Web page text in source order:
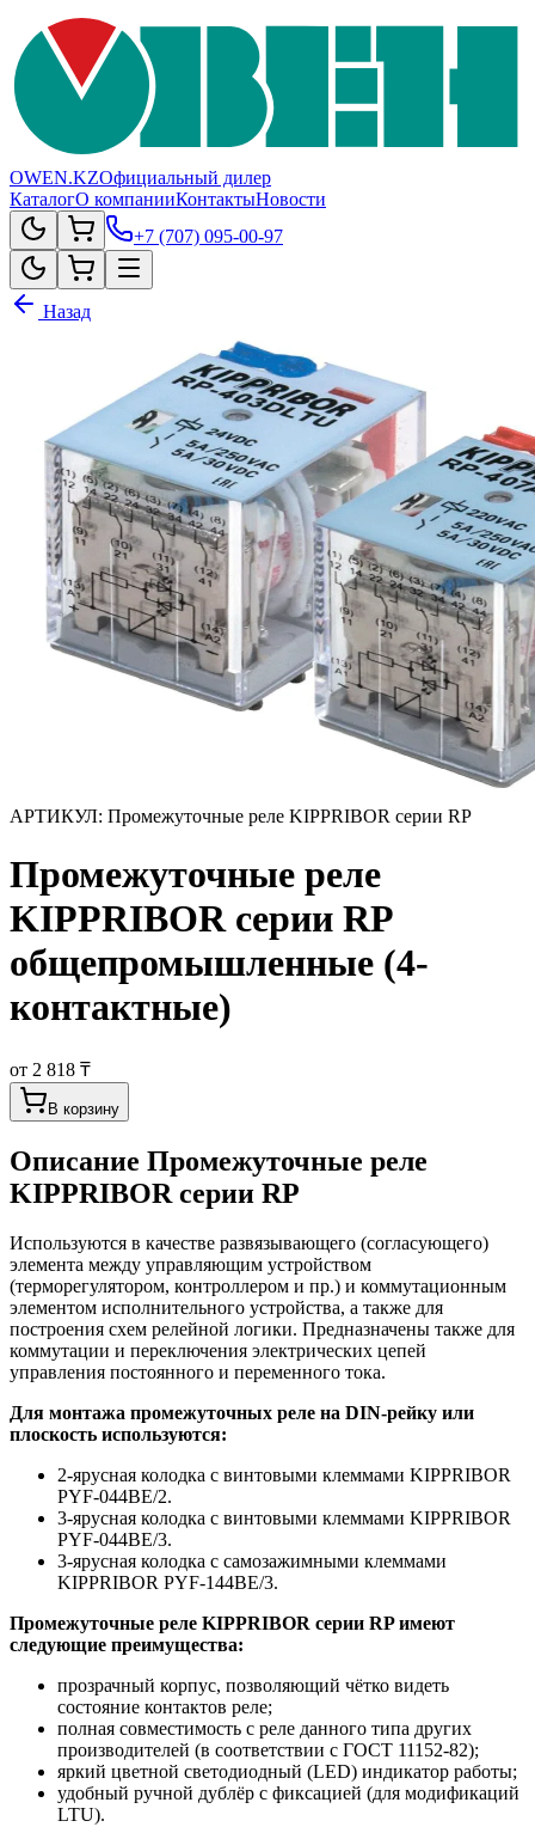
OWEN.KZОфициальный дилер
КаталогО компанииКонтактыНовости
+7 (707) 095-00-97
Назад
АРТИКУЛ: Промежуточные реле KIPPRIBOR серии RP
Промежуточные реле
KIPPRIBOR серии RP
общепромышленные (4-
контактные)
от 2 818 ₸
В корзину
Описание Промежуточные реле
KIPPRIBOR серии RP
Используются в качестве развязывающего (согласующего)
элемента между управляющим устройством
(терморегулятором, контроллером и пр.) и коммутационным
элементом исполнительного устройства, а также для
построения схем релейной логики. Предназначены также для
коммутации и переключения электрических цепей
управления постоянного и переменного тока.
Для монтажа промежуточных реле на DIN-рейку или
плоскость используются:
2-ярусная колодка с винтовыми клеммами KIPPRIBOR
PYF-044BE/2.
3-ярусная колодка с винтовыми клеммами KIPPRIBOR
PYF-044BE/3.
3-ярусная колодка с самозажимными клеммами
KIPPRIBOR PYF-144BE/3.
Промежуточные реле KIPPRIBOR серии RP имеют
следующие преимущества:
прозрачный корпус, позволяющий чётко видеть
состояние контактов реле;
полная совместимость с реле данного типа других
производителей (в соответствии с ГОСТ 11152-82);
яркий цветной светодиодный (LED) индикатор работы;
удобный ручной дублёр с фиксацией (для модификаций
LTU).